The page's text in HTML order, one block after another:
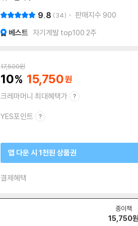
9.8 34 판매지수 900
베스트 자기계발 top100 2주
17,500원
10 15,750
크레마머니 최대혜택가
YES포인트
앱 다운 시 1천원 상품권
결제혜택
종이책
15,750